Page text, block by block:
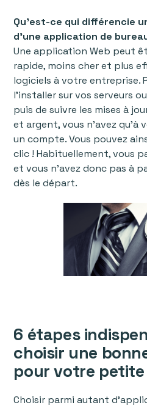
Qu’est-ce qui différencie
d'une application de
Une application Web peut
rapide, moins cher et plus
logiciels à votre entreprise.
l'installer sur vos serveurs
puis de suivre les mises à
et argent, vous n’avez
un compte. Vous pouvez
clic ! Habituellement, vous
et vous n'avez donc pas à
dès le départ.
6 étapes
choisir une
pour votre
Choisir parmi autant